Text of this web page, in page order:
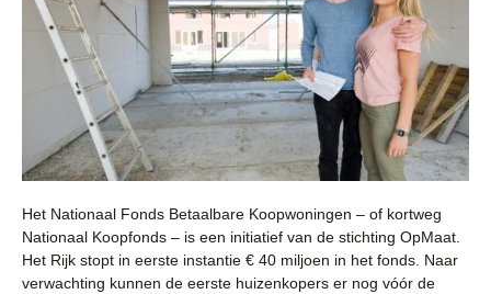
Het Nationaal Fonds Betaalbare Koopwoningen – of kortweg
Nationaal Koopfonds – is een initiatief van de stichting OpMaat.
Het Rijk stopt in eerste instantie € 40 miljoen in het fonds. Naar
verwachting kunnen de eerste huizenkopers er nog vóór de